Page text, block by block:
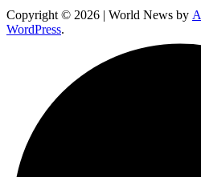
Copyright © 2026 | World News by
WordPress.